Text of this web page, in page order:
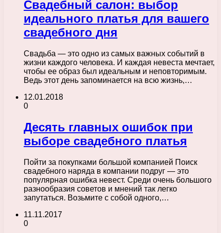
Свадебный салон: выбор
идеального платья для вашего
свадебного дня
Свадьба — это одно из самых важных событий в
жизни каждого человека. И каждая невеста мечтает,
чтобы ее образ был идеальным и неповторимым.
Ведь этот день запоминается на всю жизнь,…
12.01.2018
0
Десять главных ошибок при
выборе свадебного платья
Пойти за покупками большой компанией Поиск
свадебного наряда в компании подруг — это
популярная ошибка невест. Среди очень большого
разнообразия советов и мнений так легко
запутаться. Возьмите с собой одного,…
11.11.2017
0